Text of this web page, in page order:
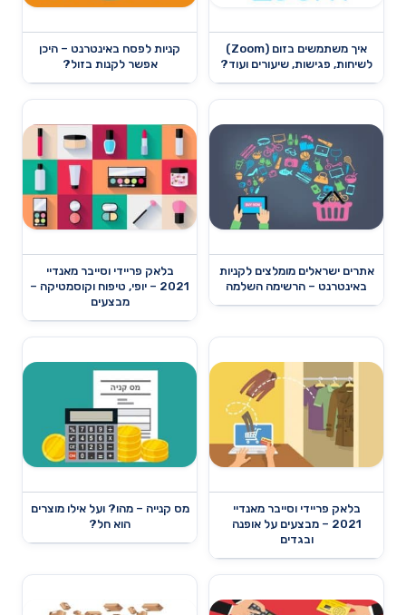
איך משתמשים בזום (Zoom)
לשיחות, פגישות, שיעורים ועוד?
קניות לפסח באינטרנט – היכן
אפשר לקנות בזול?
אתרים ישראלים מומלצים לקניות
באינטרנט – הרשימה השלמה
בלאק פריידי וסייבר מאנדיי
2021 – יופי, טיפוח וקוסמטיקה –
מבצעים
בלאק פריידי וסייבר מאנדיי
2021 – מבצעים על אופנה
ובגדים
מס קנייה – מהו? ועל אילו מוצרים
הוא חל?